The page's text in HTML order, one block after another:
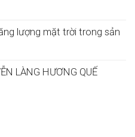
lượng mặt trời trong sản
LÀNG HƯƠNG QUẾ